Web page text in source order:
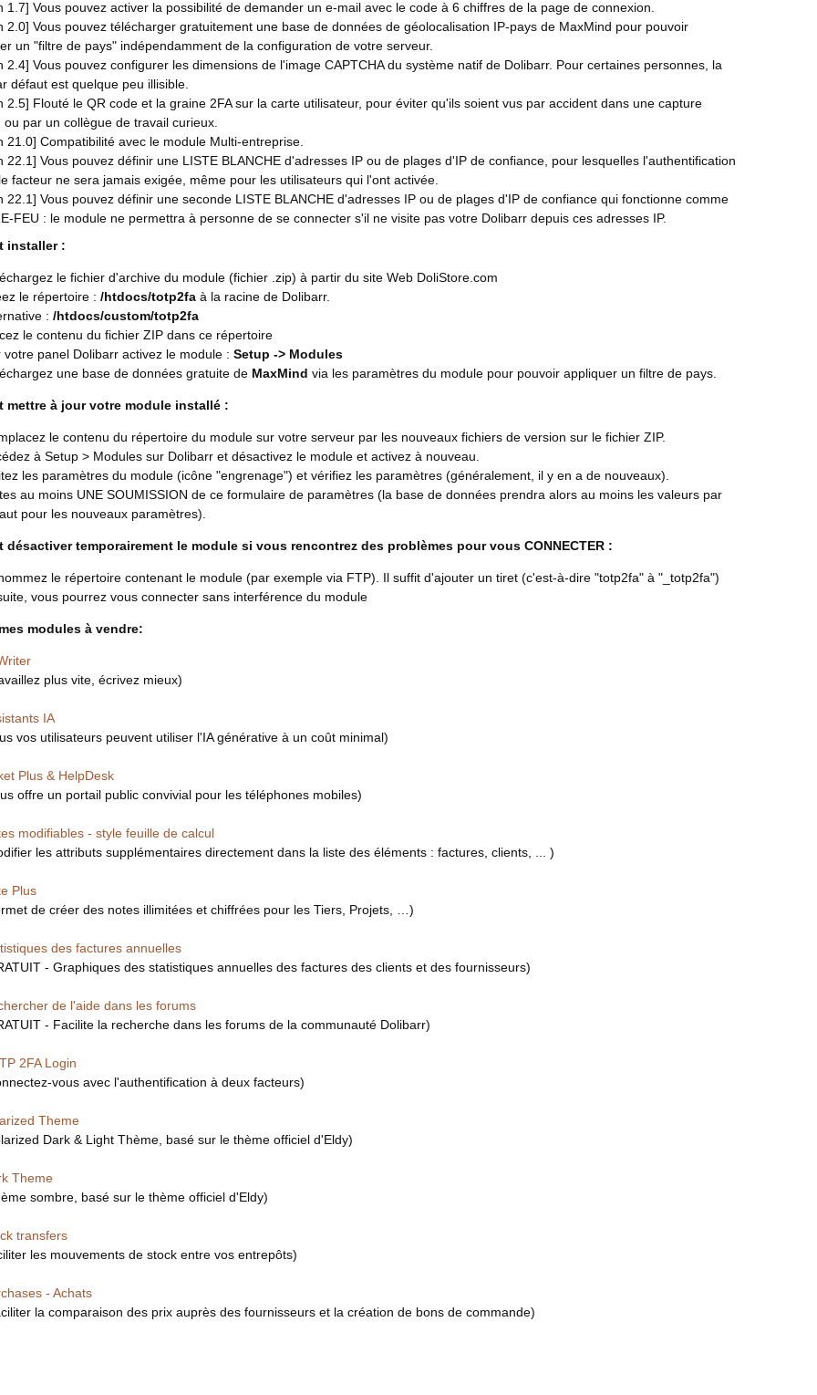
1.7] Vous pouvez activer la possibilité de demander un e-mail avec le code à 6 chiffres de la page de connexion.
2.0] Vous pouvez télécharger gratuitement une base de données de géolocalisation IP-pays de MaxMind pour pouvoir
un "filtre de pays" indépendamment de la configuration de votre serveur.
2.4] Vous pouvez configurer les dimensions de l'image CAPTCHA du système natif de Dolibarr. Pour certaines personnes, la
défaut est quelque peu illisible.
2.5] Flouté le QR code et la graine 2FA sur la carte utilisateur, pour éviter qu'ils soient vus par accident dans une capture
ou par un collègue de travail curieux.
21.0] Compatibilité avec le module Multi-entreprise.
22.1] Vous pouvez définir une LISTE BLANCHE d'adresses IP ou de plages d'IP de confiance, pour lesquelles l'authentification
facteur ne sera jamais exigée, même pour les utilisateurs qui l'ont activée.
22.1] Vous pouvez définir une seconde LISTE BLANCHE d'adresses IP ou de plages d'IP de confiance qui fonctionne comme
FEU : le module ne permettra à personne de se connecter s'il ne visite pas votre Dolibarr depuis ces adresses IP.
installer :
le fichier d'archive du module (fichier .zip) à partir du site Web DoliStore.com
le répertoire : /htdocs/totp2fa à la racine de Dolibarr.
: /htdocs/custom/totp2fa
le contenu du fichier ZIP dans ce répertoire
votre panel Dolibarr activez le module : Setup -> Modules
une base de données gratuite de MaxMind via les paramètres du module pour pouvoir appliquer un filtre de pays.
mettre à jour votre module installé :
le contenu du répertoire du module sur votre serveur par les nouveaux fichiers de version sur le fichier ZIP.
à Setup > Modules sur Dolibarr et désactivez le module et activez à nouveau.
les paramètres du module (icône "engrenage") et vérifiez les paramètres (généralement, il y en a de nouveaux).
au moins UNE SOUMISSION de ce formulaire de paramètres (la base de données prendra alors au moins les valeurs par
pour les nouveaux paramètres).
désactiver temporairement le module si vous rencontrez des problèmes pour vous CONNECTER :
le répertoire contenant le module (par exemple via FTP). Il suffit d'ajouter un tiret (c'est-à-dire "totp2fa" à "_totp2fa")
vous pourrez vous connecter sans interférence du module
modules à vendre:
plus vite, écrivez mieux)
IA
vos utilisateurs peuvent utiliser l'IA générative à un coût minimal)
Plus & HelpDesk
offre un portail public convivial pour les téléphones mobiles)
modifiables - style feuille de calcul
les attributs supplémentaires directement dans la liste des éléments : factures, clients, ... )
Plus
de créer des notes illimitées et chiffrées pour les Tiers, Projets, …)
des factures annuelles
- Graphiques des statistiques annuelles des factures des clients et des fournisseurs)
de l'aide dans les forums
- Facilite la recherche dans les forums de la communauté Dolibarr)
2FA Login
vous avec l'authentification à deux facteurs)
Theme
Dark & Light Thème, basé sur le thème officiel d'Eldy)
Theme
sombre, basé sur le thème officiel d'Eldy)
transfers
les mouvements de stock entre vos entrepôts)
- Achats
la comparaison des prix auprès des fournisseurs et la création de bons de commande)